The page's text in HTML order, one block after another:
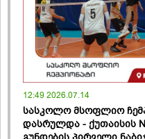
12:49 2026.07.14
სასკოლო მსოფლიო
დასრულდა - ქუთაისის